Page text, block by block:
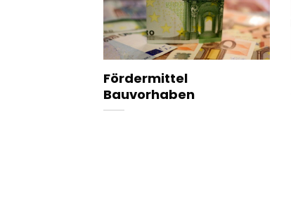
Fördermittel
Bauvorhaben